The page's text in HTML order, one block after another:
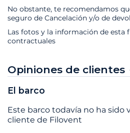
No obstante, te recomendamos
seguro de Cancelación y/o de
Las fotos y la información de esta
contractuales
Opiniones de clientes
El barco
Este barco todavía no ha sido
cliente de Filovent